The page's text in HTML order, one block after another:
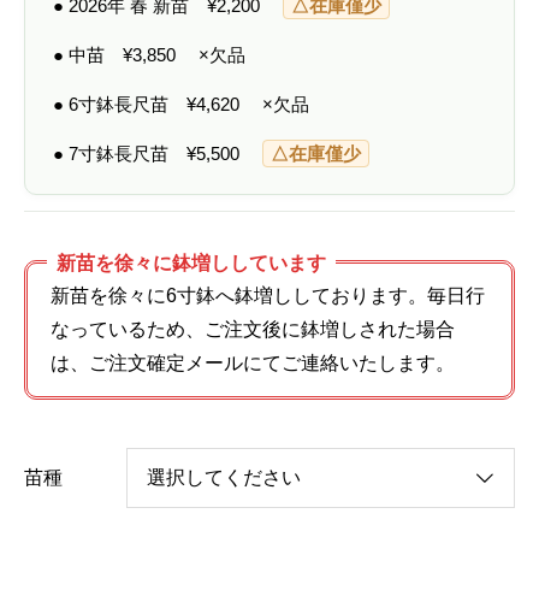
0
● 2026年 春 新苗 ¥2,200 △在庫僅少
● 中苗 ¥3,850 ×欠品
● 6寸鉢長尺苗 ¥4,620 ×欠品
● 7寸鉢長尺苗 ¥5,500 △在庫僅少
新苗を徐々に鉢増ししています
新苗を徐々に6寸鉢へ鉢増ししております。毎日行
なっているため、ご注文後に鉢増しされた場合
は、ご注文確定メールにてご連絡いたします。
苗種